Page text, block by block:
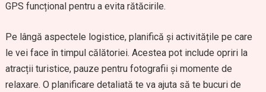
GPS funcțional pentru a evita rătăcirile.
Pe lângă aspectele logistice, planifică și activitățile pe care
le vei face în timpul călătoriei. Acestea pot include opriri la
atracții turistice, pauze pentru fotografii și momente de
relaxare. O planificare detaliată te va ajuta să te bucuri de